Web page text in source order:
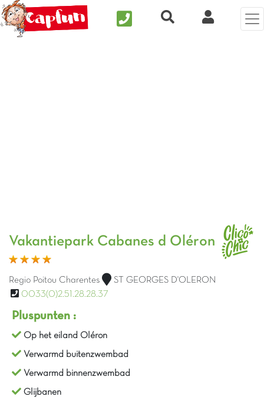
Nous contacterRecherche rapide
Mijn Clix
Vakantiepark Cabanes d Oléron
Regio Poitou Charentes
ST GEORGES D'OLERON
0033(0)2.51.28.28.37
Pluspunten :
Op het eiland Oléron
Verwarmd buitenzwembad
Verwarmd binnenzwembad
Glijbanen